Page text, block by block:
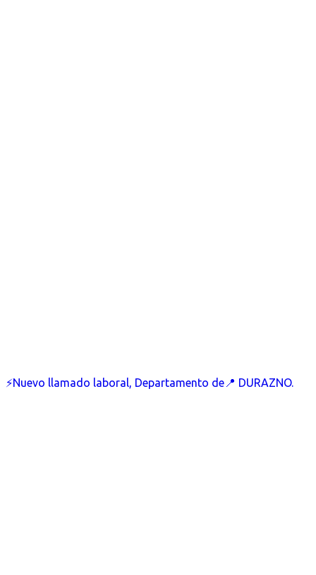
⚡Nuevo llamado laboral, Departamento de📍 DURAZNO.